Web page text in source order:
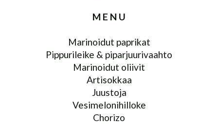
M E N U
Marinoidut paprikat
Pippurileike & piparjuurivaahto
Marinoidut oliivit
Artisokkaa
Juustoja
Vesimelonihilloke
Chorizo